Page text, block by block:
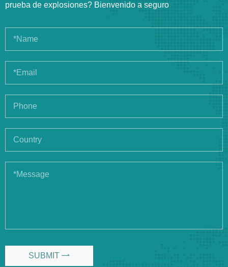
prueba de explosiones? Bienvenido a seguro
SUBMIT 